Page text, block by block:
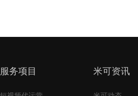
服务项目 米可资讯